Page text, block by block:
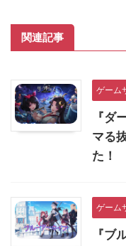
関連記事
ゲーム
『ダ
マる
た！
ゲーム
『ブ